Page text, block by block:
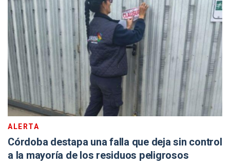
ALERTA
Córdoba destapa una falla que deja sin control
a la mayoría de los residuos peligrosos